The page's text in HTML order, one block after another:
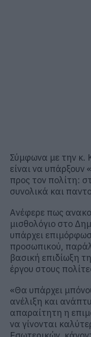
Σύμφωνα με την κ.
είναι να υπάρξουν
προς τον πολίτη:
συνολικά και
Ανέφερε πως
μισθολόγιο στο
υπάρχει
προσωπικού,
βασική επιδίωξη
έργου στους
«Θα υπάρχει
ανέλιξη και
απαραίτητη η
να γίνονται